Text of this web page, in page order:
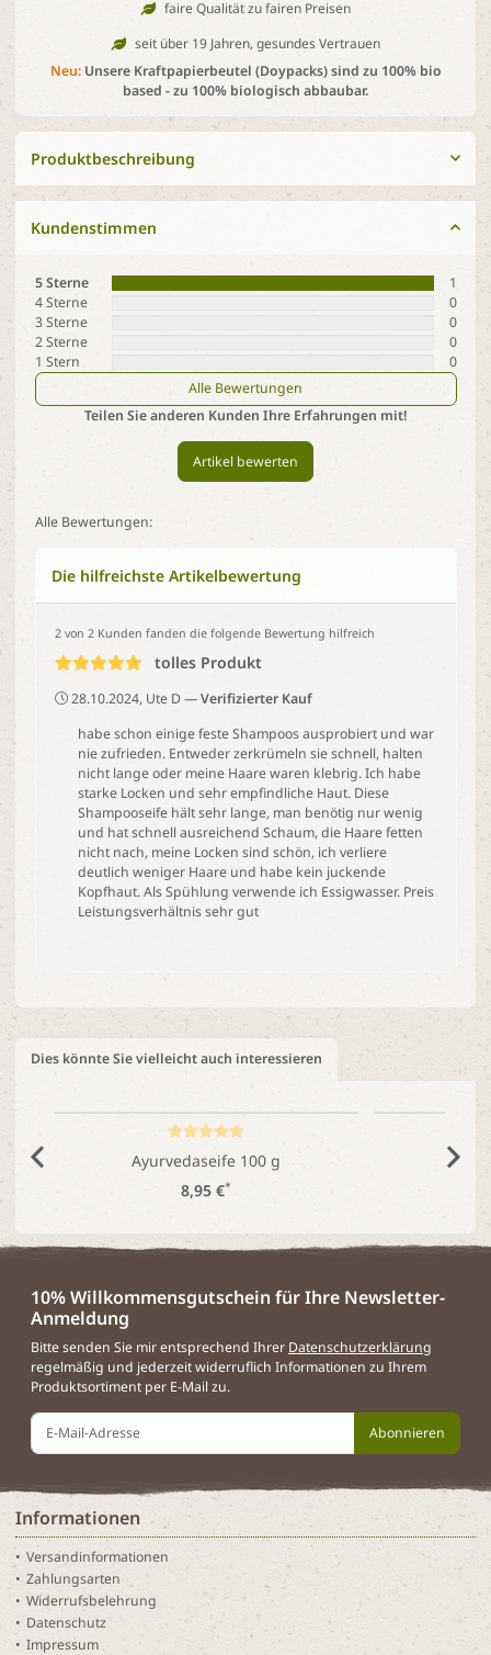
faire Qualität zu fairen Preisen
seit über 19 Jahren, gesundes Vertrauen
Neu:Unsere Kraftpapierbeutel (Doypacks) sind zu 100% bio
based - zu 100% biologisch abbaubar.
Produktbeschreibung
Kundenstimmen
5 Sterne
1
4 Sterne
0
3 Sterne
0
2 Sterne
0
1 Stern
0
Alle Bewertungen
Teilen Sie anderen Kunden Ihre Erfahrungen mit!
Artikel bewerten
Alle Bewertungen:
Die hilfreichste Artikelbewertung
2 von 2 Kunden fanden die folgende Bewertung hilfreich
tolles Produkt
28.10.2024, Ute D
Verifizierter Kauf
habe schon einige feste Shampoos ausprobiert und war
nie zufrieden. Entweder zerkrümeln sie schnell, halten
nicht lange oder meine Haare waren klebrig. Ich habe
starke Locken und sehr empfindliche Haut. Diese
Shampooseife hält sehr lange, man benötig nur wenig
und hat schnell ausreichend Schaum, die Haare fetten
nicht nach, meine Locken sind schön, ich verliere
deutlich weniger Haare und habe kein juckende
Kopfhaut. Als Spühlung verwende ich Essigwasser. Preis
Leistungsverhältnis sehr gut
Dies könnte Sie vielleicht auch interessieren
Ayurvedaseife 100 g
8,95 €*
Informationen
Versandinformationen
Zahlungsarten
Widerrufsbelehrung
Datenschutz
Impressum
10% Willkommensgutschein für Ihre Newsletter-
Anmeldung
Bitte senden Sie mir entsprechend Ihrer Datenschutzerklärung
regelmäßig und jederzeit widerruflich Informationen zu Ihrem
Produktsortiment per E-Mail zu.
Abonnieren